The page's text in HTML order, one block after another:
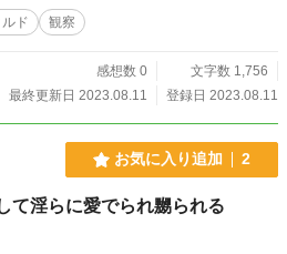
ド 観察
感想数 0
文字数 1,756
最終更新日 2023.08.11
登録日 2023.08.11
お気に入り追加 2
て淫らに愛でられ嬲られる